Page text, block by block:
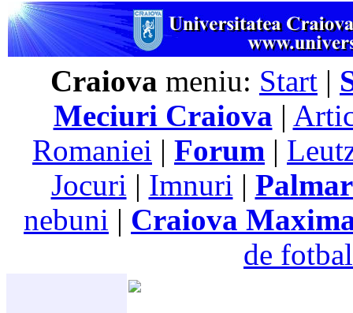
Craiova meniu: Start |
Meciuri Craiova |
Romaniei | Forum |
Jocuri | Imnuri |
nebuni | Craiova
de